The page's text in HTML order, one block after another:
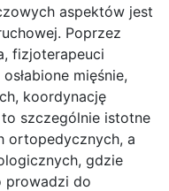
aspektów jest
Poprzez
fizjoterapeuci
mięśnie,
koordynację
szczególnie istotne
ortopedycznych, a
gdzie
prowadzi do